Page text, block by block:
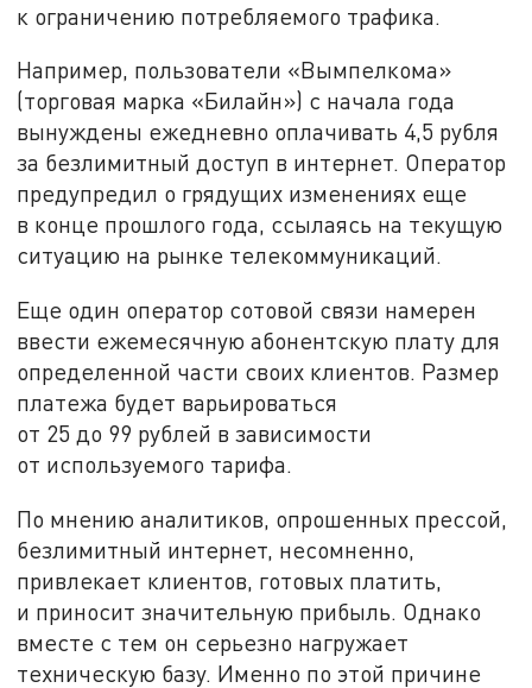
к ограничению потребляемого трафика.
Например, пользователи «Вымпелкома»
(торговая марка «Билайн») с начала года
вынуждены ежедневно оплачивать 4,5 рубля
за безлимитный доступ в интернет. Оператор
предупредил о грядущих изменениях еще
в конце прошлого года, ссылаясь на текущую
ситуацию на рынке телекоммуникаций.
Еще один оператор сотовой связи намерен
ввести ежемесячную абонентскую плату для
определенной части своих клиентов. Размер
платежа будет варьироваться
от 25 до 99 рублей в зависимости
от используемого тарифа.
По мнению аналитиков, опрошенных прессой,
безлимитный интернет, несомненно,
привлекает клиентов, готовых платить,
и приносит значительную прибыль. Однако
вместе с тем он серьезно нагружает
техническую базу. Именно по этой причине